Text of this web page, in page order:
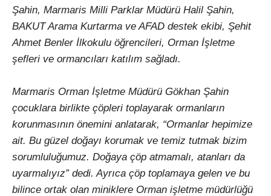
Şahin, Marmaris Milli Parklar Müdürü Halil Şahin,
BAKUT Arama Kurtarma ve AFAD destek ekibi, Şehit
Ahmet Benler İlkokulu öğrencileri, Orman İşletme
şefleri ve ormancıları katılım sağladı.
Marmaris Orman İşletme Müdürü Gökhan Şahin
çocuklara birlikte çöpleri toplayarak ormanların
korunmasının önemini anlatarak, “Ormanlar hepimize
ait. Bu güzel doğayı korumak ve temiz tutmak bizim
sorumluluğumuz. Doğaya çöp atmamalı, atanları da
uyarmalıyız” dedi. Ayrıca çöp toplamaya gelen ve bu
bilince ortak olan miniklere Orman işletme müdürlüğü